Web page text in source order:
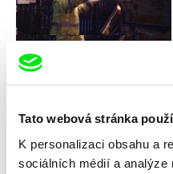
Tato webová stránka
K personalizaci obsahu a
sociálních médií a
Kryštof Zvolánek